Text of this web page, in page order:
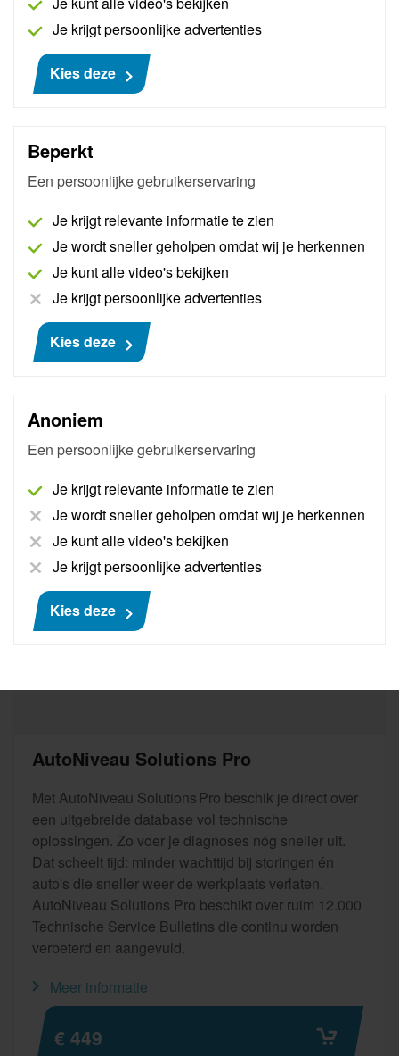
Je krijgt persoonlijke advertenties
Kies deze
Beperkt
Een persoonlijke gebruikerservaring
Je krijgt relevante informatie te zien
Je wordt sneller geholpen omdat wij je herkennen
Je kunt alle video's bekijken
Je krijgt persoonlijke advertenties
Kies deze
Anoniem
Een persoonlijke gebruikerservaring
Je krijgt relevante informatie te zien
Je wordt sneller geholpen omdat wij je herkennen
Je kunt alle video's bekijken
Je krijgt persoonlijke advertenties
Kies deze
Interessant voor jou
Smart Remote
De Smart Remote is de nieuwste remote. De Smart
Remote is te gebruiken met iedere PC, laptop of
tablet met Wifi via een unieke online website. De
Meer informatie
€ 929
AutoNiveau Solutions Pro
Met AutoNiveau Solutions Pro beschik je direct over
een uitgebreide database vol technische
oplossingen. Zo voer je diagnoses nóg sneller uit.
Dat scheelt tijd: minder wachttijd bij storingen én
auto's die sneller weer de werkplaats verlaten.
AutoNiveau Solutions Pro beschikt over ruim 12.000
Technische Service Bulletins die continu worden
verbeterd en aangevuld.
Meer informatie
€ 449